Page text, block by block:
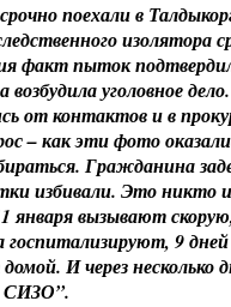
поехали в
изолятора
факт пыток
возбудила уголовное
от контактов и в
– как эти фото
Гражданина
избивали. Это никто
января вызывают
госпитализируют, 9 дней
И через несколько
СИЗО”.